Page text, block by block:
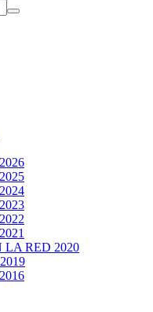
LA RED 2020